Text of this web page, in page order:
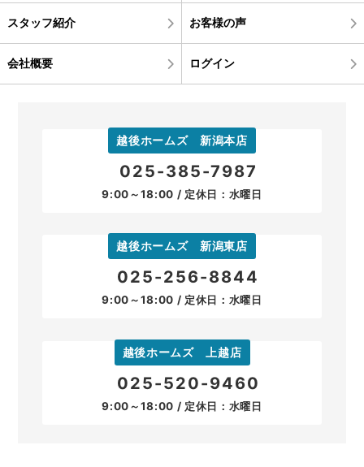
スタッフ紹介 お客様の声
会社概要 ログイン
越後ホームズ 新潟本店
025-385-7987
9:00～18:00 / 定休日：水曜日
越後ホームズ 新潟東店
025-256-8844
9:00～18:00 / 定休日：水曜日
越後ホームズ 上越店
025-520-9460
9:00～18:00 / 定休日：水曜日